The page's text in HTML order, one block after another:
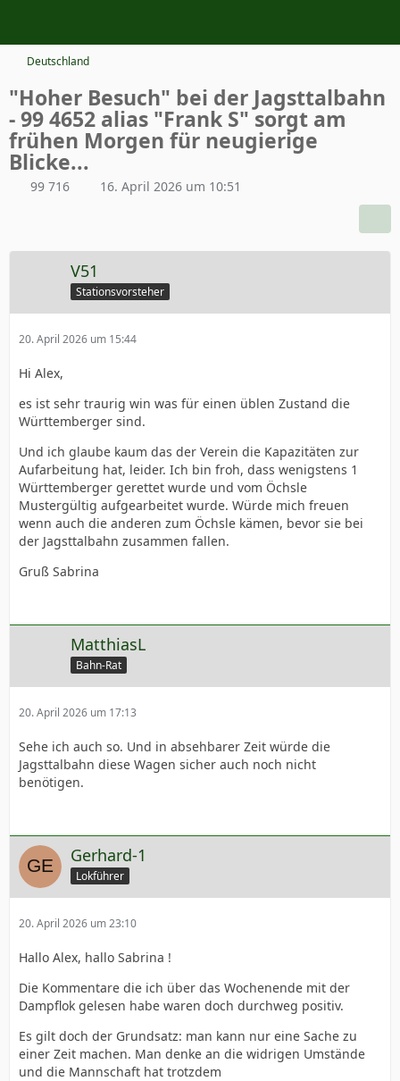
Deutschland
"Hoher Besuch" bei der Jagsttalbahn
- 99 4652 alias "Frank S" sorgt am
frühen Morgen für neugierige
Blicke...
99 716 16. April 2026 um 10:51
V51
Stationsvorsteher
20. April 2026 um 15:44
Hi Alex,
es ist sehr traurig win was für einen üblen Zustand die
Württemberger sind.
Und ich glaube kaum das der Verein die Kapazitäten zur
Aufarbeitung hat, leider. Ich bin froh, dass wenigstens 1
Württemberger gerettet wurde und vom Öchsle
Mustergültig aufgearbeitet wurde. Würde mich freuen
wenn auch die anderen zum Öchsle kämen, bevor sie bei
der Jagsttalbahn zusammen fallen.
Gruß Sabrina
MatthiasL
Bahn-Rat
20. April 2026 um 17:13
Sehe ich auch so. Und in absehbarer Zeit würde die
Jagsttalbahn diese Wagen sicher auch noch nicht
benötigen.
Gerhard-1
Lokführer
20. April 2026 um 23:10
Hallo Alex, hallo Sabrina !
Die Kommentare die ich über das Wochenende mit der
Dampflok gelesen habe waren doch durchweg positiv.
Es gilt doch der Grundsatz: man kann nur eine Sache zu
einer Zeit machen. Man denke an die widrigen Umstände
und die Mannschaft hat trotzdem